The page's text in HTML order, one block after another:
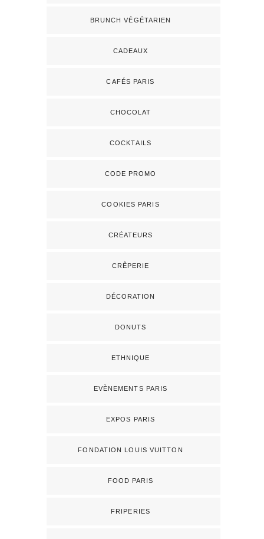
BRUNCH VÉGÉTARIEN
CADEAUX
CAFÉS PARIS
CHOCOLAT
COCKTAILS
CODE PROMO
COOKIES PARIS
CRÉATEURS
CRÊPERIE
DÉCORATION
DONUTS
ETHNIQUE
EVÈNEMENTS PARIS
EXPOS PARIS
FONDATION LOUIS VUITTON
FOOD PARIS
FRIPERIES